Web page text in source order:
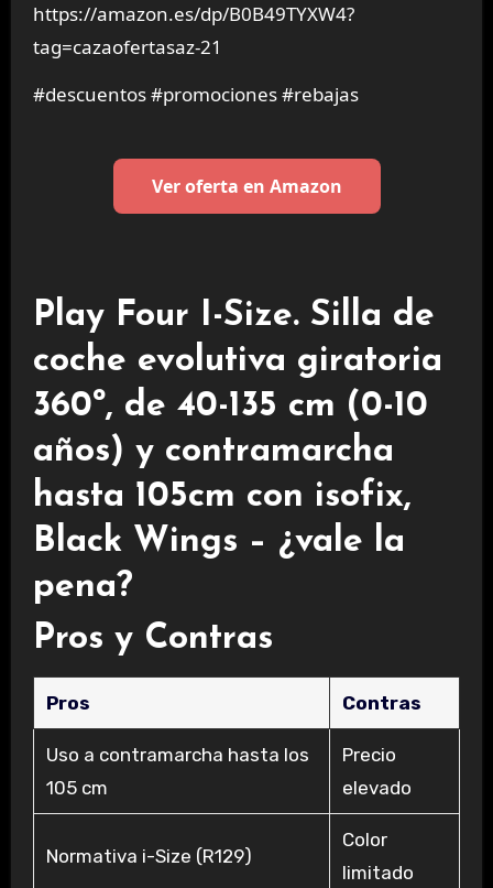
https://amazon.es/dp/B0B49TYXW4?
tag=cazaofertasaz-21
#descuentos #promociones #rebajas
Ver oferta en Amazon
Play Four I-Size. Silla de
coche evolutiva giratoria
360º, de 40-135 cm (0-10
años) y contramarcha
hasta 105cm con isofix,
Black Wings – ¿vale la
pena?
Pros y Contras
Pros Contras
Uso a contramarcha hasta los
105 cm
Precio
elevado
Normativa i-Size (R129)
Color
limitado